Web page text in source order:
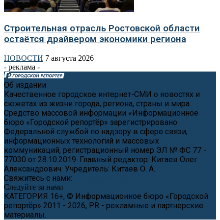
Строительная отрасль Ростовской области
остаётся драйвером экономики региона
НОВОСТИ 7 августа 2026
- реклама -
Об издании
Качественное городское интернет-СМИ о новостях и
сюжетах из жизни города, региона, страны и мира.
Средство массовой информации «Информационное
бюро «Городской репортёр» зарегистрировано
Федеральной службой по надзору в сфере связи,
информационных технологий и массовых
коммуникаций, регистрационный номер ЭЛ № ФС 77 -
77030 от 28.10.2019. Главный редактор: Китаев Олег
Александрович. Учредитель: Китаев О. А.
Свяжитесь с нами:
Следуйте за нами
КАТЕГОРИЯ 16+, © Информационное бюро «Городской
репортёр» 2011 - 2026, PR - рекламные и партнерские
материалы.